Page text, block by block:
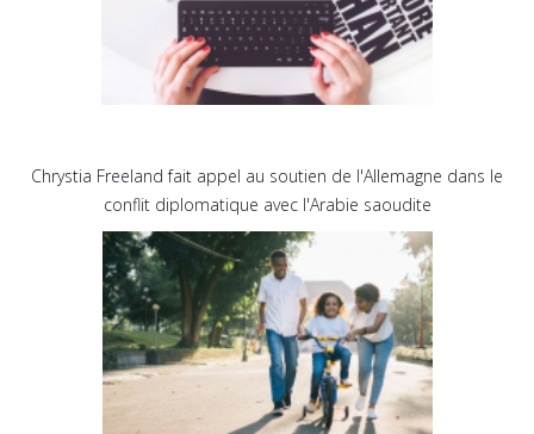
Chrystia Freeland fait appel au soutien de l'Allemagne dans le
conflit diplomatique avec l'Arabie saoudite